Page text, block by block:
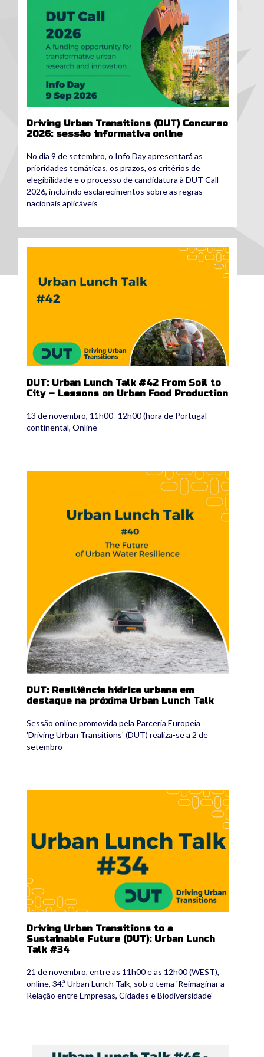
Driving Urban Transitions (DUT) Concurso
2026: sessão informativa online
No dia 9 de setembro, o Info Day apresentará as
prioridades temáticas, os prazos, os critérios de
elegibilidade e o processo de candidatura à DUT Call
2026, incluindo esclarecimentos sobre as regras
nacionais aplicáveis
DUT: Urban Lunch Talk #42 From Soil to
City – Lessons on Urban Food Production
13 de novembro, 11h00–12h00 (hora de Portugal
continental, Online
DUT: Resiliência hídrica urbana em
destaque na próxima Urban Lunch Talk
Sessão online promovida pela Parceria Europeia
'Driving Urban Transitions' (DUT) realiza-se a 2 de
setembro
Driving Urban Transitions to a
Sustainable Future (DUT): Urban Lunch
Talk #34
21 de novembro, entre as 11h00 e as 12h00 (WEST),
online, 34.ª Urban Lunch Talk, sob o tema 'Reimaginar a
Relação entre Empresas, Cidades e Biodiversidade'
dut.jpg